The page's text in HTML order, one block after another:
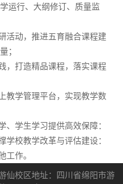
运行、大纲修订、质量监
活动，推进五育融合课程建
；
，打造精品课程，落实课程
教学管理平台，实现教学数
、学生学习提供高效保障：
学校教学改革与评估建设：
工作。
仙校区地址：四川省绵阳市游